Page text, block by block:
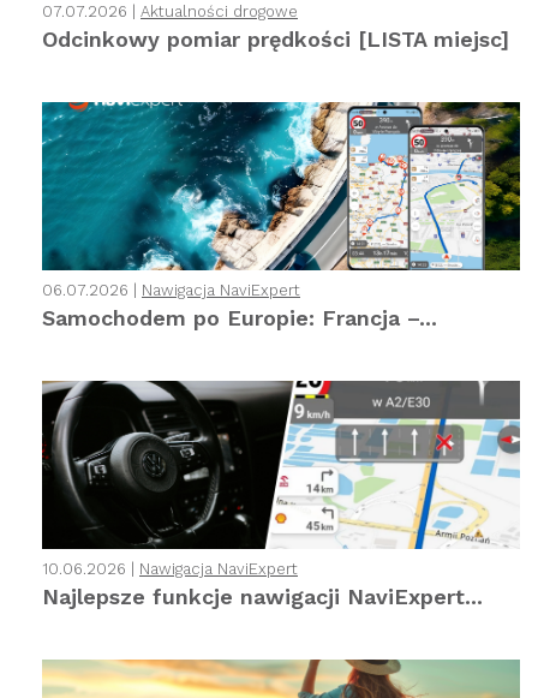
07.07.2026 | Aktualności drogowe
Odcinkowy pomiar prędkości [LISTA miejsc]
06.07.2026 | Nawigacja NaviExpert
Samochodem po Europie: Francja –...
10.06.2026 | Nawigacja NaviExpert
Najlepsze funkcje nawigacji NaviExpert...